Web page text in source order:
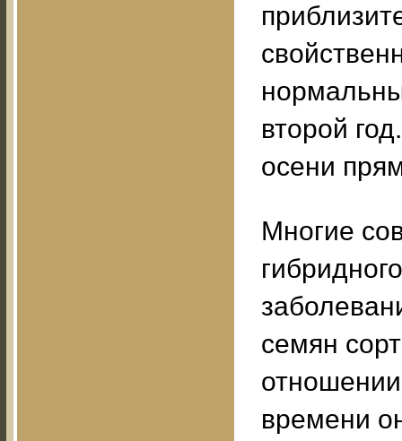
второй
осени
Многие
семян
времени